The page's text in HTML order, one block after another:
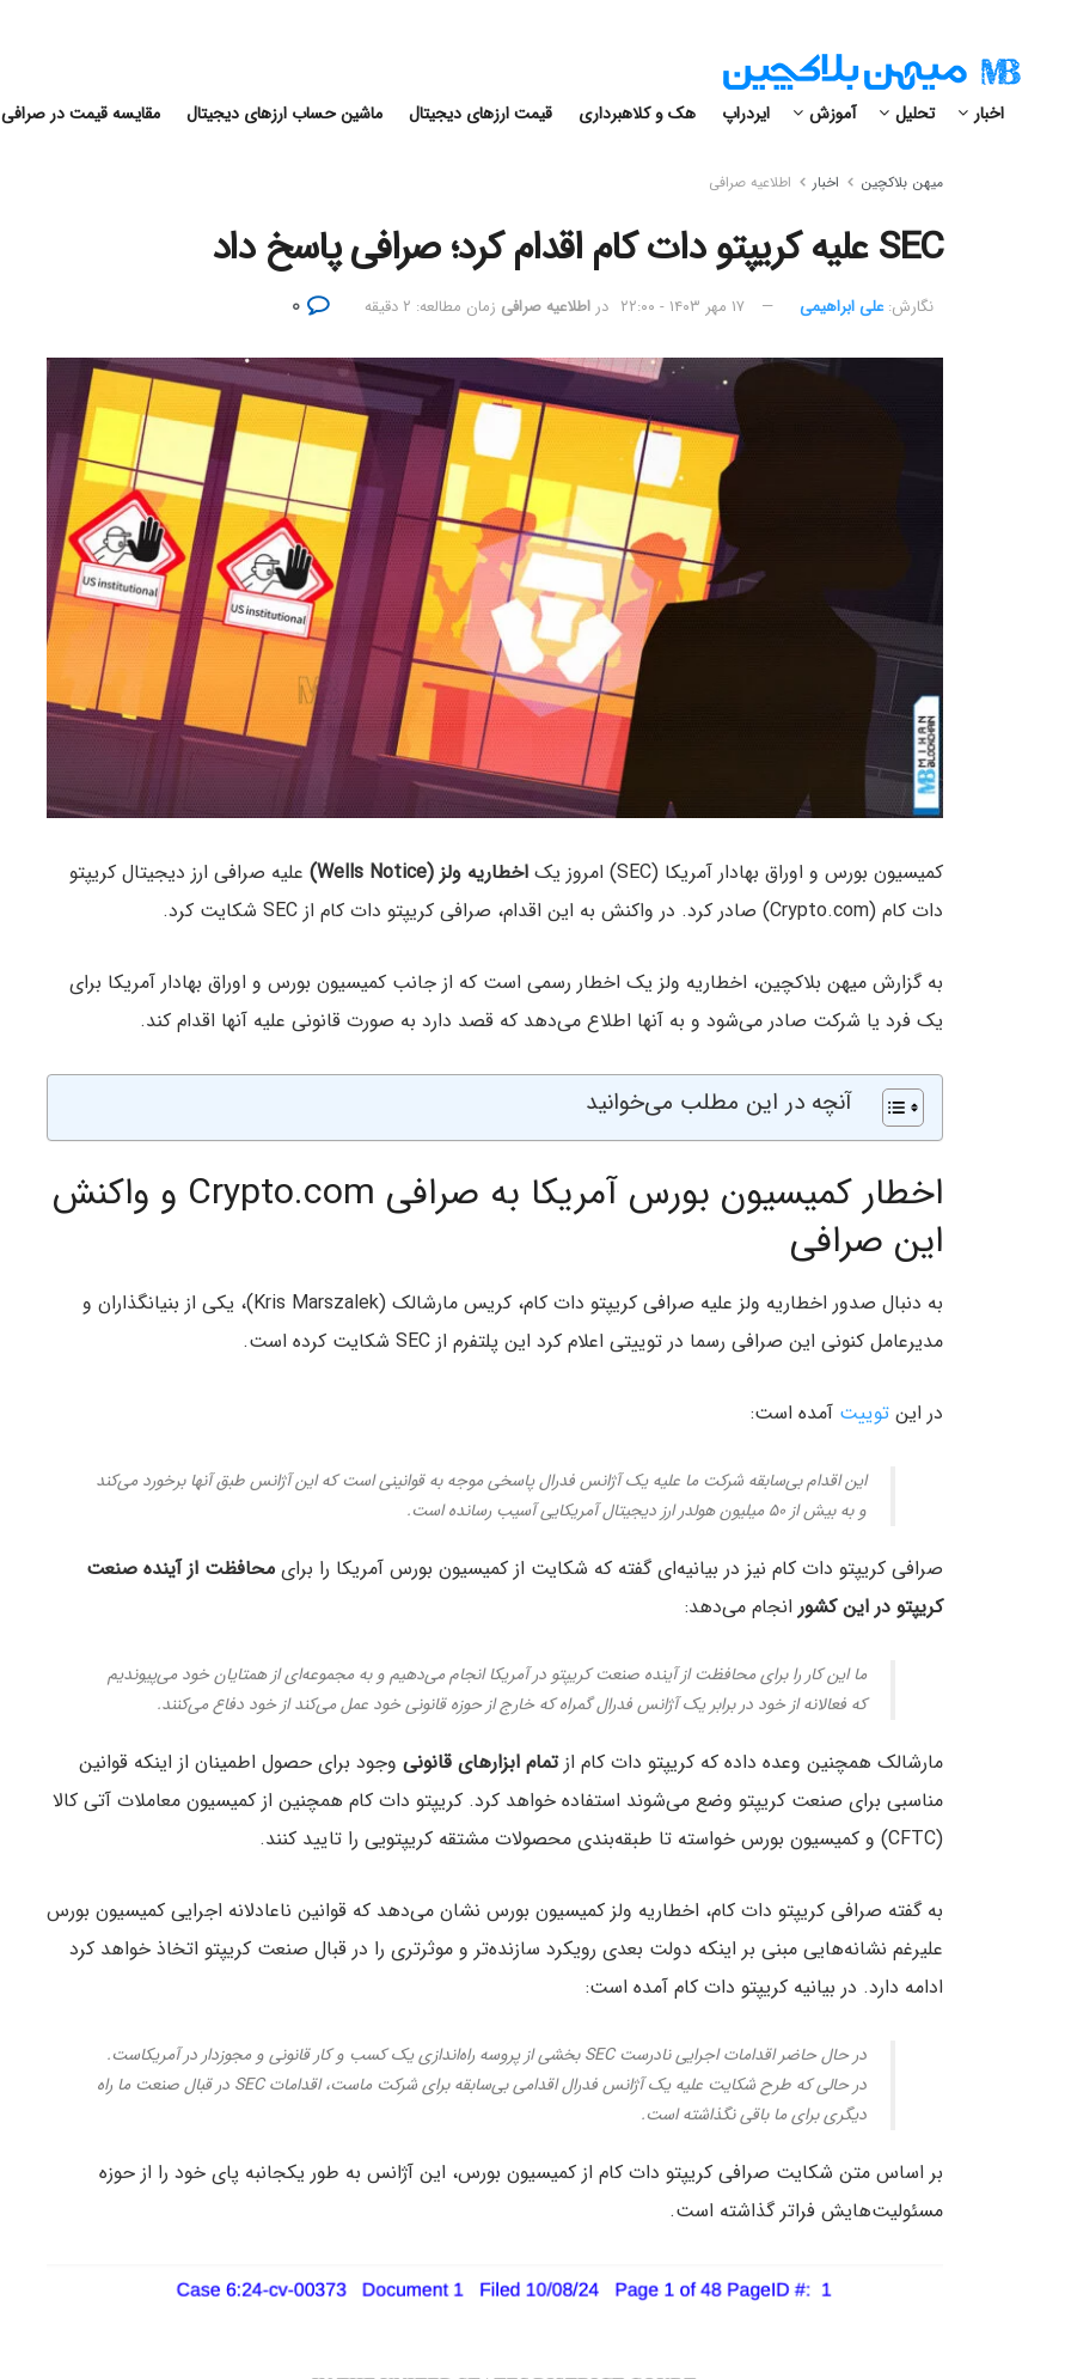
اخبار تحلیل آموزش ایردراپ هک و کلاهبرداری قیمت ارزهای دیجیتال ماشین حساب ارزهای دیجیتال مقایسه قیمت در صرافی
میهن بلاکچین اخبار اطلاعیه صرافی
SEC علیه کریپتو دات کام اقدام کرد؛ صرافی پاسخ داد
نگارش:‌ علی ابراهیمی ۱۷ مهر ۱۴۰۳ - ۲۲:۰۰ در اطلاعیه صرافی زمان مطالعه: ۲ دقیقه
کمیسیون بورس و اوراق بهادار آمریکا (SEC) امروز یک اخطاریه ولز (Wells Notice)
علیه صرافی ارز دیجیتال کریپتو
دات کام (Crypto.com) صادر کرد. در واکنش به این اقدام، صرافی کریپتو دات کام از SEC شکایت کرد.
به گزارش میهن بلاکچین، اخطاریه ولز یک اخطار رسمی است که از جانب کمیسیون بورس و اوراق بهادار آمریکا برای
یک فرد یا شرکت صادر می‌شود و به آنها اطلاع می‌دهد که قصد دارد به صورت قانونی علیه آنها اقدام کند.
آنچه در این مطلب می‌خوانید
اخطار کمیسیون بورس آمریکا به صرافی Crypto.com و واکنش
این صرافی
به دنبال صدور اخطاریه ولز علیه صرافی کریپتو دات کام، کریس مارشالک (Kris Marszalek)، یکی از بنیانگذاران و
مدیرعامل کنونی این صرافی رسما در توییتی اعلام کرد این پلتفرم از SEC شکایت کرده است.
در این توییت آمده است:
این اقدام بی‌سابقه شرکت ما علیه یک آژانس فدرال پاسخی موجه به قوانینی است که این آژانس طبق آنها برخورد می‌کند
و به بیش از ۵۰ میلیون هولدر ارز دیجیتال آمریکایی آسیب رسانده است.
صرافی کریپتو دات کام نیز در بیانیه‌ای گفته که شکایت از کمیسیون بورس آمریکا را برای محافظت از آینده صنعت
کریپتو در این کشور انجام می‌دهد:
ما این کار را برای محافظت از آینده صنعت کریپتو در آمریکا انجام می‌دهیم و به مجموعه‌ای از همتایان خود می‌پیوندیم
که فعالانه از خود در برابر یک آژانس فدرال گمراه که خارج از حوزه قانونی خود عمل می‌کند از خود دفاع می‌کنند.
مارشالک همچنین وعده داده که کریپتو دات کام ازتمام ابزارهای قانونی وجود برای حصول اطمینان از اینکه قوانین
مناسبی برای صنعت کریپتو وضع می‌شوند استفاده خواهد کرد. کریپتو دات کام همچنین از کمیسیون معاملات آتی کالا
(CFTC) و کمیسیون بورس خواسته تا طبقه‌بندی محصولات مشتقه کریپتویی را تایید کنند.
به گفته صرافی کریپتو دات کام، اخطاریه ولز کمیسیون بورس نشان می‌دهد که قوانین ناعادلانه اجرایی کمیسیون بورس
علیرغم نشانه‌هایی مبنی بر اینکه دولت بعدی رویکرد سازنده‌تر و موثرتری را در قبال صنعت کریپتو اتخاذ خواهد کرد
ادامه دارد. در بیانیه کریپتو دات کام آمده است:
در حال حاضر اقدامات اجرایی نادرست SEC بخشی از پروسه راه‌اندازی یک کسب و کار قانونی و مجوزدار در آمریکاست.
در حالی که طرح شکایت علیه یک آژانس فدرال اقدامی بی‌سابقه برای شرکت ماست، اقدامات SEC در قبال صنعت ما راه
دیگری برای ما باقی نگذاشته است.
بر اساس متن شکایت صرافی کریپتو دات کام از کمیسیون بورس، این آژانس به طور یکجانبه پای خود را از حوزه
مسئولیت‌هایش فراتر گذاشته است.